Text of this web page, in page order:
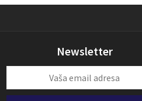
Newsletter
email